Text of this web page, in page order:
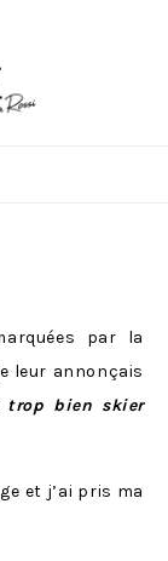
par la
leur annonçais
trop bien skier
et j’ai pris ma